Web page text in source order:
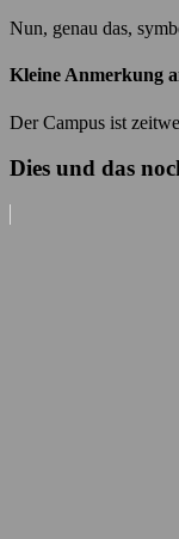
Nun, genau das,
Kleine Anmerkung
Der Campus ist
Dies und das